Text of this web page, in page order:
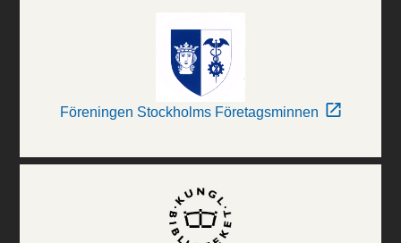
Föreningen Stockholms Företagsminnen